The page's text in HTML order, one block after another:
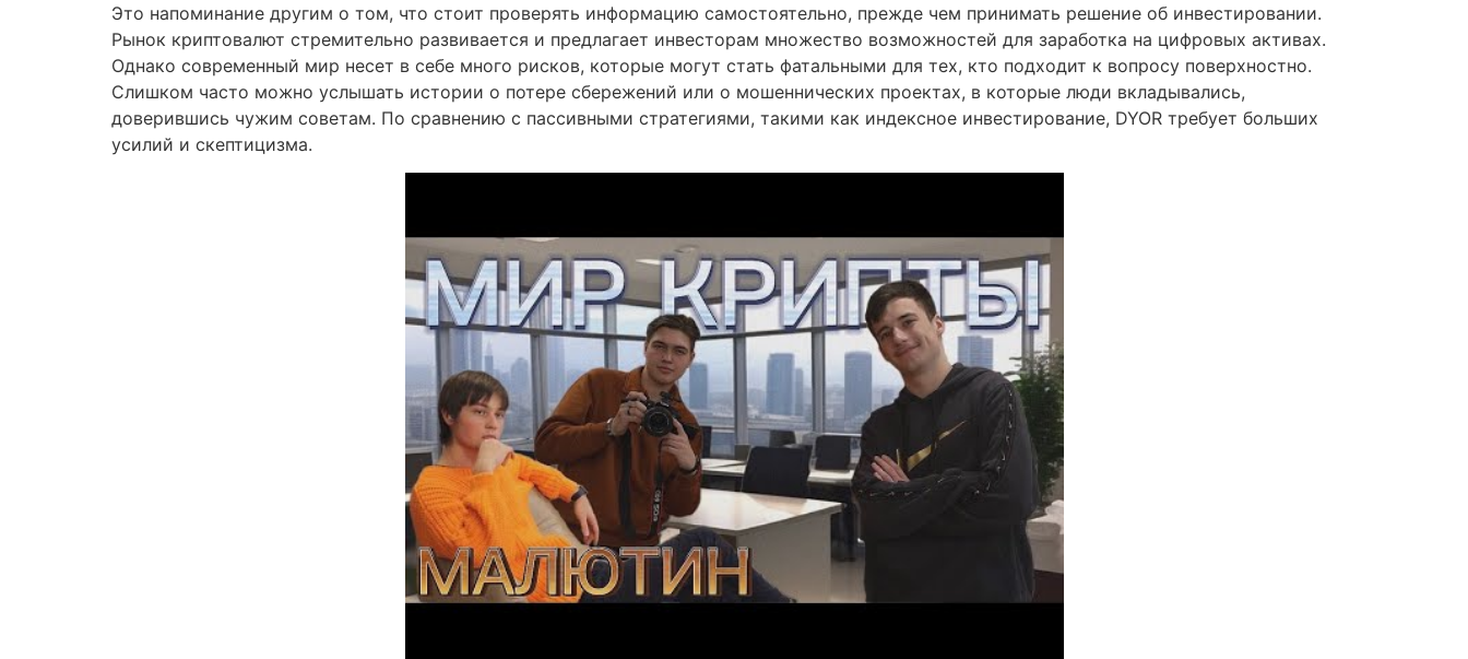
Это напоминание другим о том, что стоит проверять информацию самостоятельно, прежде чем принимать решение об инвестировании.
Рынок криптовалют стремительно развивается и предлагает инвесторам множество возможностей для заработка на цифровых активах.
Однако современный мир несет в себе много рисков, которые могут стать фатальными для тех, кто подходит к вопросу поверхностно.
Слишком часто можно услышать истории о потере сбережений или о мошеннических проектах, в которые люди вкладывались,
доверившись чужим советам. По сравнению с пассивными стратегиями, такими как индексное инвестирование, DYOR требует больших
усилий и скептицизма.